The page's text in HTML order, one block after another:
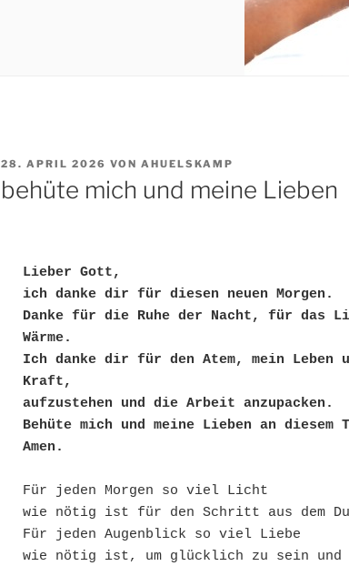
VERÖFFENTLICHT
AM
28. APRIL 2026 VON AHUELSKAMP
behüte mich und meine Lieben
Lieber Gott,
ich danke dir für diesen neuen Morgen.
Danke für die Ruhe der Nacht, für das
Wärme.
Ich danke dir für den Atem, mein Leben
Kraft,
aufzustehen und die Arbeit anzupacken.
Behüte mich und meine Lieben an diesem
Amen.
Für jeden Morgen so viel Licht
wie nötig ist für den Schritt aus dem
Für jeden Augenblick so viel Liebe
wie nötig ist, um glücklich zu sein und